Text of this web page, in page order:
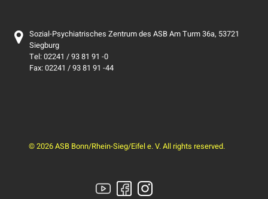
Sozial-Psychiatrisches Zentrum des ASB Am Turm 36a, 53721
Siegburg
Tel: 02241 / 93 81 91 -0
Fax: 02241 / 93 81 91 -44
© 2026 ASB Bonn/Rhein-Sieg/Eifel e. V. All rights reserved.